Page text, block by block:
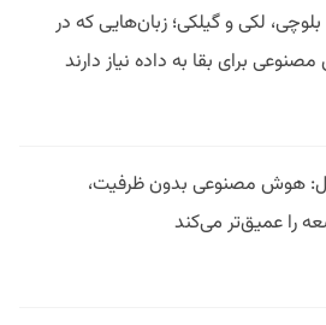
لکی و گیلکی؛ زبان‌هایی که در
برای بقا به داده نیاز دارند
هوش مصنوعی بدون ظرفیت،
را عمیق‌تر می‌کند